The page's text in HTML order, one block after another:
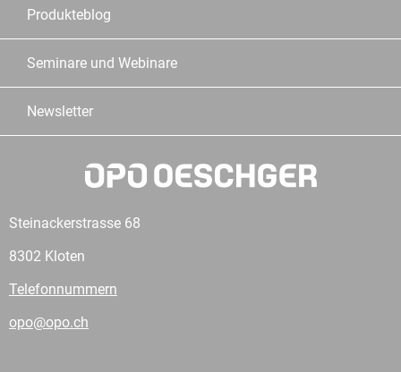
Produkteblog
Seminare und Webinare
Newsletter
Steinackerstrasse 68
8302 Kloten
Telefonnummern
opo@opo.ch